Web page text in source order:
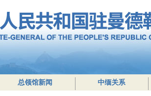
总领馆新闻 中缅关系